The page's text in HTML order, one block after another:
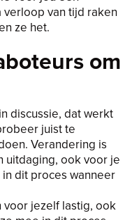
van tijd raken
ze het.
om
discussie, dat werkt
juist te
Verandering is
uitdaging, ook voor je
dit proces wanneer
jezelf lastig, ook